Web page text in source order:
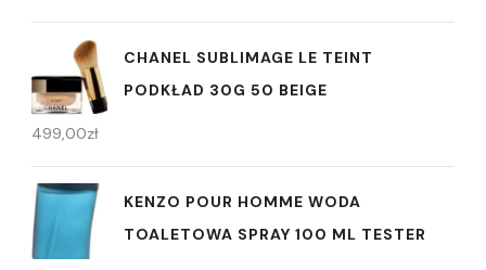
CHANEL SUBLIMAGE LE TEINT
PODKŁAD 30G 50 BEIGE
499,00zł
KENZO POUR HOMME WODA
TOALETOWA SPRAY 100 ML TESTER